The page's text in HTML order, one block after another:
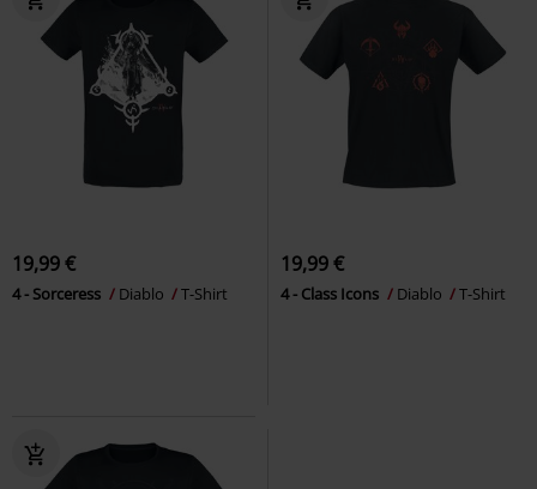
19,99 €
4 - Sorceress Diablo T-Shirt
19,99 €
4 - Class Icons Diablo T-Shirt